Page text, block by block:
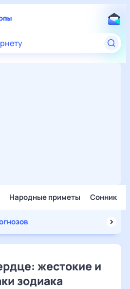
Народные приметы Сонник
жестокие и
зодиака